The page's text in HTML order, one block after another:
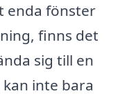
enda fönster
finns det
sig till en
inte bara